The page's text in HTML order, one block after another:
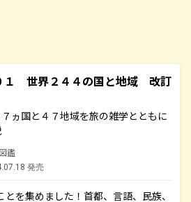
１ 世界２４４の国と地域 改訂
７ヵ国と４７地域を旅の雑学とともに
鑑
発売
を集めました！首都、言語、民族、